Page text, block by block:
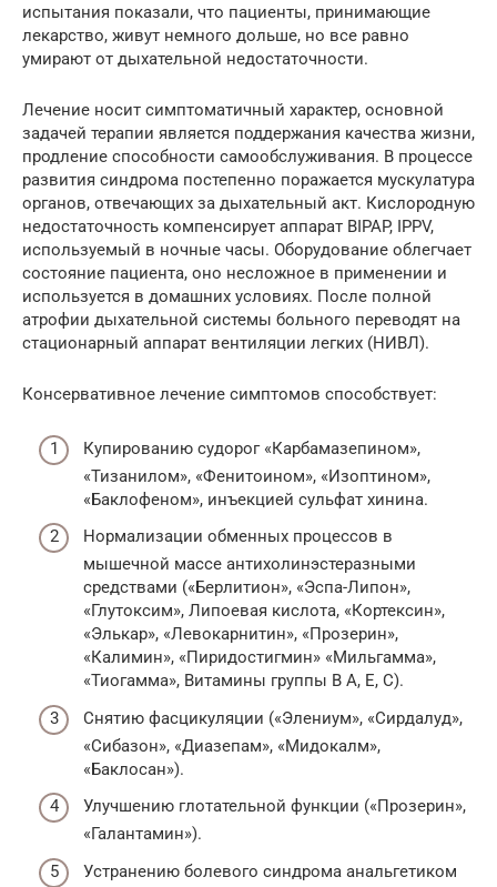
испытания показали, что пациенты, принимающие
лекарство, живут немного дольше, но все равно
умирают от дыхательной недостаточности.
Лечение носит симптоматичный характер, основной
задачей терапии является поддержания качества жизни,
продление способности самообслуживания. В процессе
развития синдрома постепенно поражается мускулатура
органов, отвечающих за дыхательный акт. Кислородную
недостаточность компенсирует аппарат BIPAP, IPPV,
используемый в ночные часы. Оборудование облегчает
состояние пациента, оно несложное в применении и
используется в домашних условиях. После полной
атрофии дыхательной системы больного переводят на
стационарный аппарат вентиляции легких (НИВЛ).
Консервативное лечение симптомов способствует:
Купированию судорог «Карбамазепином»,
«Тизанилом», «Фенитоином», «Изоптином»,
«Баклофеном», инъекцией сульфат хинина.
Нормализации обменных процессов в
мышечной массе антихолинэстеразными
средствами («Берлитион», «Эспа-Липон»,
«Глутоксим», Липоевая кислота, «Кортексин»,
«Элькар», «Левокарнитин», «Прозерин»,
«Калимин», «Пиридостигмин» «Мильгамма»,
«Тиогамма», Витамины группы В А, Е, С).
Снятию фасцикуляции («Элениум», «Сирдалуд»,
«Сибазон», «Диазепам», «Мидокалм»,
«Баклосан»).
Улучшению глотательной функции («Прозерин»,
«Галантамин»).
Устранению болевого синдрома анальгетиком